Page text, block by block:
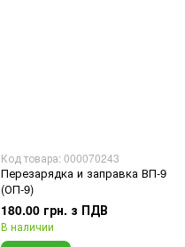
Код товара: 000070243
Перезарядка и заправка ВП-9
(ОП-9)
180.00 грн. з ПДВ
В наличии